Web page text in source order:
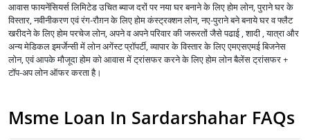
आवास फायनेंसियर्स लिमिटेड उचित ब्याज दरों पर नया घर बनाने के लिए होम लोन, पुराने घर के
विस्तार, नवीनीकरण एवं रंग-रौग़न के लिए होम कंस्ट्रक्शन लोन, नए-पुराने बने बनाये घर व फ्लैट
खरीदने के लिए होम परचेज लोन, अपने व अपने परिवार की जरूरतों जैसे पढाई , शादी , यात्रा और
अन्य मेडिकल इमर्जेन्सी में लोन अगेंस्ट प्रॉपर्टी, व्यापार के विस्तार के लिए एमएसएमई बिजनेस
लोन, एवं आपके मौजूदा होम को आवास में ट्रांसफर करने के लिए होम लोन बैलेंस ट्रांसफर +
टॉप-अप लोन ऑफर करता है।
Msme Loan In Sardarshahar FAQs